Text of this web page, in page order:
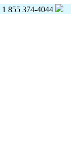
1 855 374-4044